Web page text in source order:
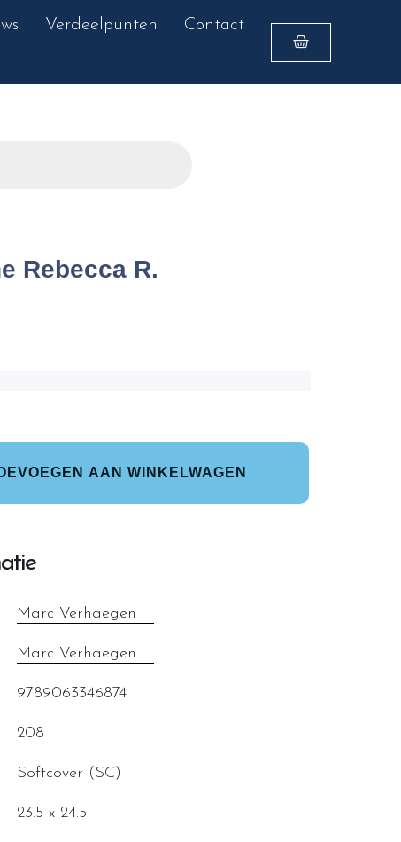
Verdeelpunten
Contact
Rebecca R.
AAN WINKELWAGEN
Marc Verhaegen
Marc Verhaegen
9789063346874
208
Softcover (SC)
23.5 x 24.5